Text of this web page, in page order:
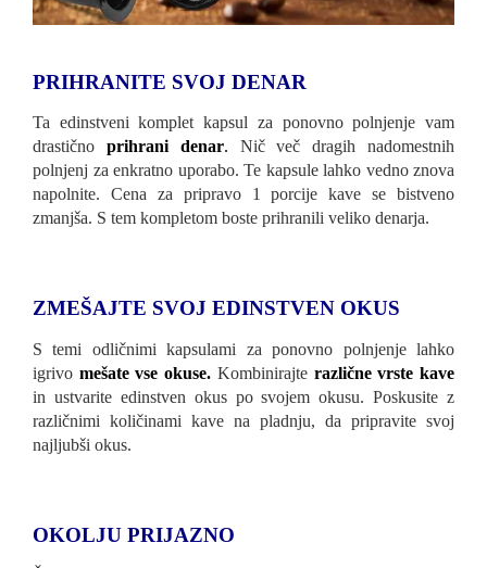
PRIHRANITE SVOJ DENAR
Ta edinstveni komplet kapsul za ponovno polnjenje vam
drastično prihrani denar. Nič več dragih nadomestnih
polnjenj za enkratno uporabo. Te kapsule lahko vedno znova
napolnite. Cena za pripravo 1 porcije kave se bistveno
zmanjša. S tem kompletom boste prihranili veliko denarja.
ZMEŠAJTE SVOJ EDINSTVEN OKUS
S temi odličnimi kapsulami za ponovno polnjenje lahko
igrivo mešate vse okuse. Kombinirajte različne vrste kave
in ustvarite edinstven okus po svojem okusu. Poskusite z
različnimi količinami kave na pladnju, da pripravite svoj
najljubši okus.
OKOLJU PRIJAZNO